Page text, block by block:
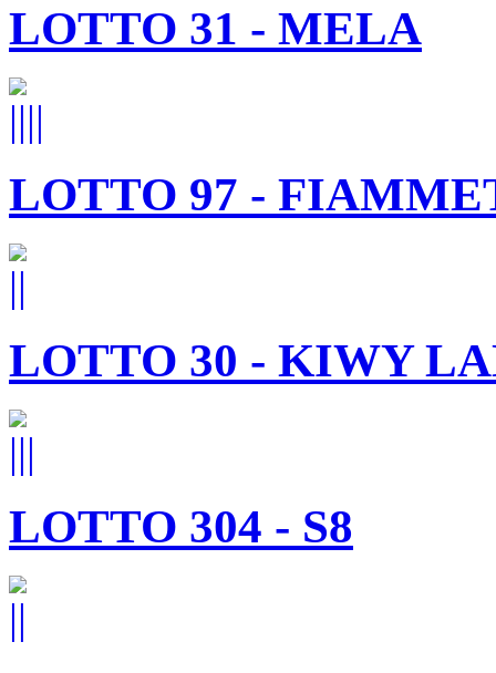
LOTTO 31 - MELA
LOTTO 97 -
LOTTO 30 - KIWY
LOTTO 304 - S8